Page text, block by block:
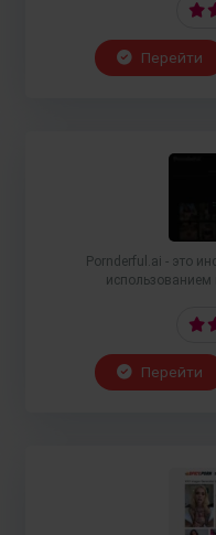
Перейти
Pornderful.ai - это
использованием
Перейти